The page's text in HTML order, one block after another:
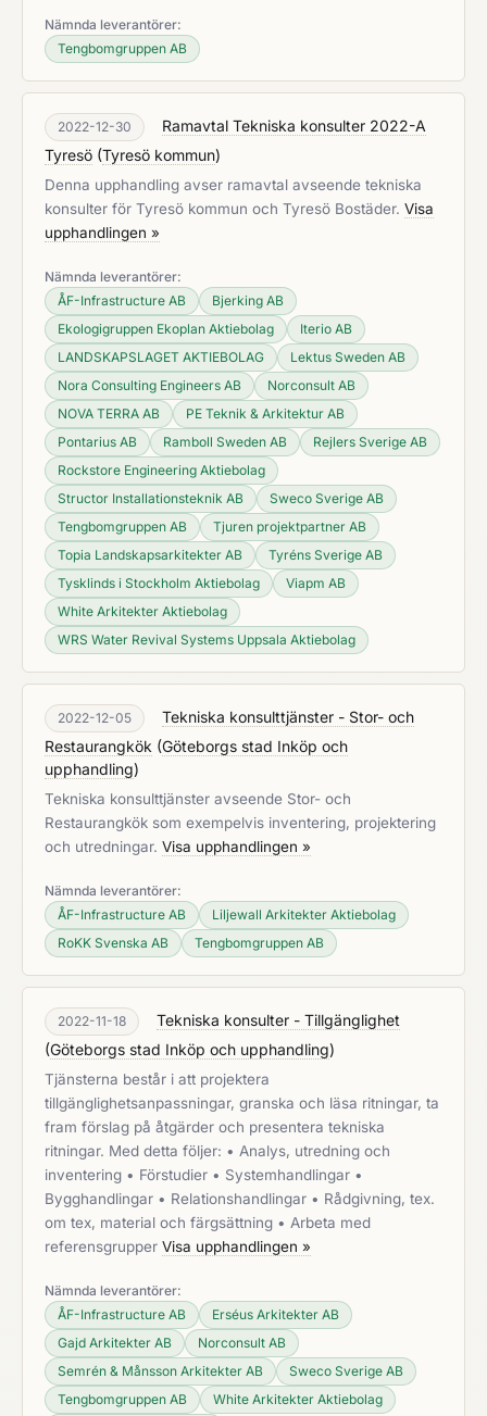
Nämnda leverantörer:
Tengbomgruppen AB
2022-12-30
Ramavtal Tekniska konsulter 2022-A
Tyresö (Tyresö kommun)
Denna upphandling avser ramavtal avseende tekniska
konsulter för Tyresö kommun och Tyresö Bostäder. Visa
upphandlingen »
Nämnda leverantörer:
ÅF-Infrastructure AB
Bjerking AB
Ekologigruppen Ekoplan Aktiebolag
Iterio AB
LANDSKAPSLAGET AKTIEBOLAG
Lektus Sweden AB
Nora Consulting Engineers AB
Norconsult AB
NOVA TERRA AB
PE Teknik & Arkitektur AB
Pontarius AB
Ramboll Sweden AB
Rejlers Sverige AB
Rockstore Engineering Aktiebolag
Structor Installationsteknik AB
Sweco Sverige AB
Tengbomgruppen AB
Tjuren projektpartner AB
Topia Landskapsarkitekter AB
Tyréns Sverige AB
Tysklinds i Stockholm Aktiebolag
Viapm AB
White Arkitekter Aktiebolag
WRS Water Revival Systems Uppsala Aktiebolag
2022-12-05
Tekniska konsulttjänster - Stor- och
Restaurangkök (Göteborgs stad Inköp och
upphandling)
Tekniska konsulttjänster avseende Stor- och
Restaurangkök som exempelvis inventering, projektering
och utredningar. Visa upphandlingen »
Nämnda leverantörer:
ÅF-Infrastructure AB
Liljewall Arkitekter Aktiebolag
RoKK Svenska AB
Tengbomgruppen AB
2022-11-18
Tekniska konsulter - Tillgänglighet
(Göteborgs stad Inköp och upphandling)
Tjänsterna består i att projektera
tillgänglighetsanpassningar, granska och läsa ritningar, ta
fram förslag på åtgärder och presentera tekniska
ritningar. Med detta följer: • Analys, utredning och
inventering • Förstudier • Systemhandlingar •
Bygghandlingar • Relationshandlingar • Rådgivning, tex.
om tex, material och färgsättning • Arbeta med
referensgrupper Visa upphandlingen »
Nämnda leverantörer:
ÅF-Infrastructure AB
Erséus Arkitekter AB
Gajd Arkitekter AB
Norconsult AB
Semrén & Månsson Arkitekter AB
Sweco Sverige AB
Tengbomgruppen AB
White Arkitekter Aktiebolag